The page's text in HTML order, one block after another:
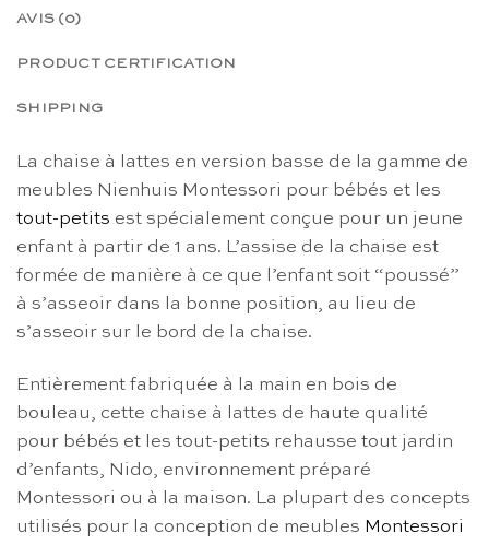
AVIS (0)
PRODUCT CERTIFICATION
SHIPPING
La chaise à lattes en version basse de la gamme de
meubles Nienhuis Montessori pour bébés et les
tout-petits est spécialement conçue pour un jeune
enfant à partir de 1 ans. L’assise de la chaise est
formée de manière à ce que l’enfant soit “poussé”
à s’asseoir dans la bonne position, au lieu de
s’asseoir sur le bord de la chaise.
Entièrement fabriquée à la main en bois de
bouleau, cette chaise à lattes de haute qualité
pour bébés et les tout-petits rehausse tout jardin
d’enfants, Nido, environnement préparé
Montessori ou à la maison. La plupart des concepts
utilisés pour la conception de meubles Montessori